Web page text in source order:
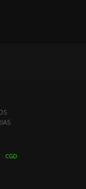
: CGD